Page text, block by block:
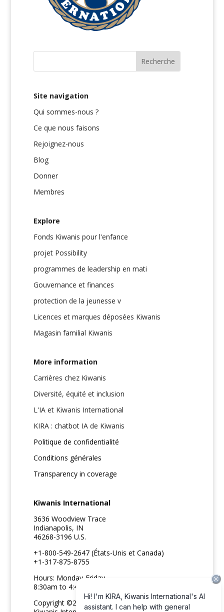
Site navigation
Qui sommes-nous ?
Ce que nous faisons
Rejoignez-nous
Blog
Donner
Membres
Explore
Fonds Kiwanis pour l'enfance
projet Possibility
programmes de leadership en mati
Gouvernance et finances
protection de la jeunesse v
Licences et marques déposées Kiwanis
Magasin familial Kiwanis
More information
Carrières chez Kiwanis
Diversité, équité et inclusion
L'IA et Kiwanis International
KIRA : chatbot IA de Kiwanis
Politique de confidentialité
Conditions générales
Transparency in coverage
Kiwanis International
3636 Woodview Trace
Indianapolis, IN
46268-3196 U.S.
+1-800-549-2647 (États-Unis et Canada)
+1-317-875-8755
Hours: Monday-Friday
8:30am to 4:45pm ET
Copyright ©2026